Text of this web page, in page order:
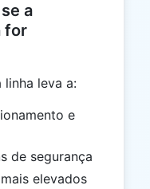
a
for
linha leva a:
e
de segurança
elevados